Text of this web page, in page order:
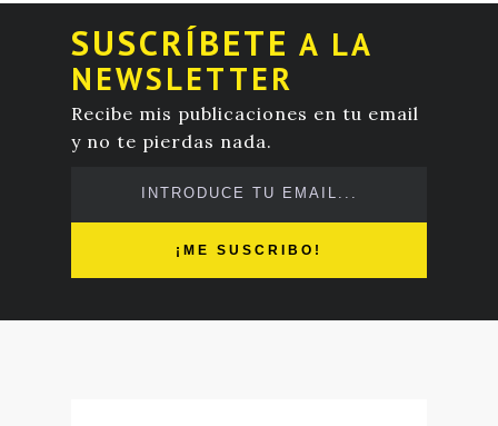
SUSCRÍBETE A LA
NEWSLETTER
Recibe mis publicaciones en tu email
y no te pierdas nada.